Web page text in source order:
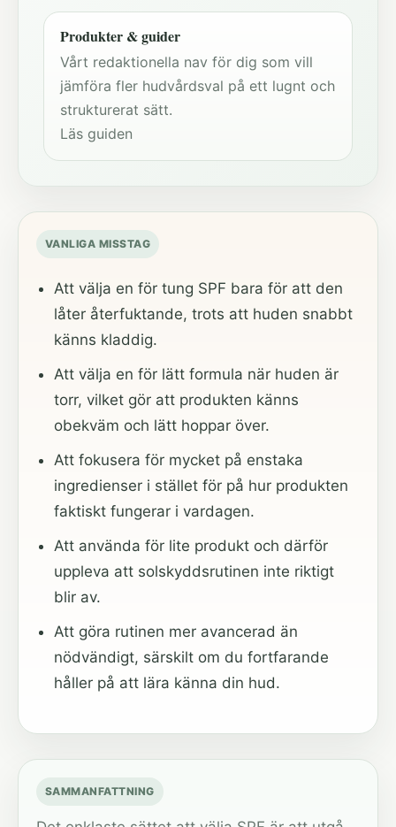
Produkter & guider
Vårt redaktionella nav för dig som vill
jämföra fler hudvårdsval på ett lugnt och
strukturerat sätt.
Läs guiden
VANLIGA MISSTAG
Att välja en för tung SPF bara för att den
låter återfuktande, trots att huden snabbt
känns kladdig.
Att välja en för lätt formula när huden är
torr, vilket gör att produkten känns
obekväm och lätt hoppar över.
Att fokusera för mycket på enstaka
ingredienser i stället för på hur produkten
faktiskt fungerar i vardagen.
Att använda för lite produkt och därför
uppleva att solskyddsrutinen inte riktigt
blir av.
Att göra rutinen mer avancerad än
nödvändigt, särskilt om du fortfarande
håller på att lära känna din hud.
SAMMANFATTNING